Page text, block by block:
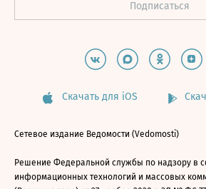
Скачать для iOS
Сетевое издание Ведомости (Vedomosti)
Решение Федеральной службы по надзору в
информационных технологий и массовых